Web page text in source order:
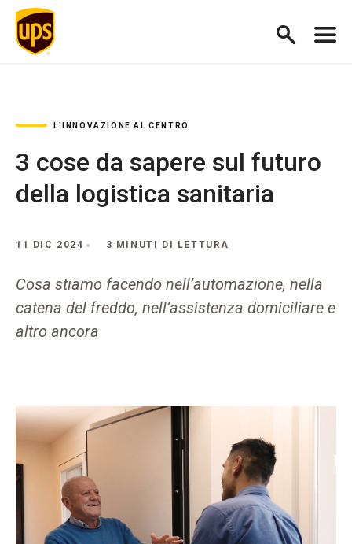
L'INNOVAZIONE AL CENTRO
3 cose da sapere sul futuro
della logistica sanitaria
11 DIC 2024 3 MINUTI DI LETTURA
Cosa stiamo facendo nell’automazione, nella
catena del freddo, nell’assistenza domiciliare e
altro ancora